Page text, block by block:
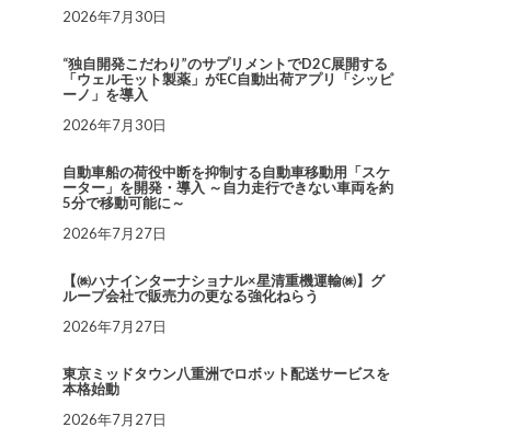
2026年7月30日
“独自開発こだわり”のサプリメントでD2C展開する
「ウェルモット製薬」がEC自動出荷アプリ「シッピ
ーノ」を導入
2026年7月30日
自動車船の荷役中断を抑制する自動車移動用「スケ
ーター」を開発・導入 ～自力走行できない車両を約
5分で移動可能に～
2026年7月27日
【㈱ハナインターナショナル×星清重機運輸㈱】グ
ループ会社で販売力の更なる強化ねらう
2026年7月27日
東京ミッドタウン八重洲でロボット配送サービスを
本格始動
2026年7月27日